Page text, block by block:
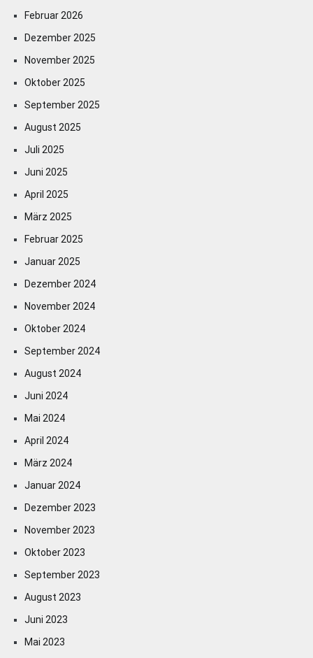
Februar 2026
Dezember 2025
November 2025
Oktober 2025
September 2025
August 2025
Juli 2025
Juni 2025
April 2025
März 2025
Februar 2025
Januar 2025
Dezember 2024
November 2024
Oktober 2024
September 2024
August 2024
Juni 2024
Mai 2024
April 2024
März 2024
Januar 2024
Dezember 2023
November 2023
Oktober 2023
September 2023
August 2023
Juni 2023
Mai 2023